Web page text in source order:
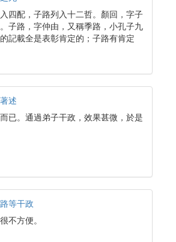
四配，子路列入十二哲。顏回，字子
子路，字仲由，又稱季路，小孔子九
記載全是表彰肯定的；子路有肯定
述
已。通過弟子干政，效果甚微，於是
等干政
不方便。